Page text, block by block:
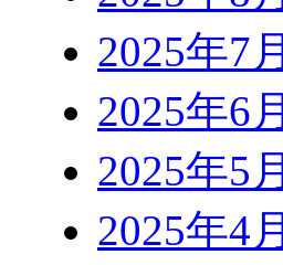
2025年7月
2025年6月
2025年5月
2025年4月